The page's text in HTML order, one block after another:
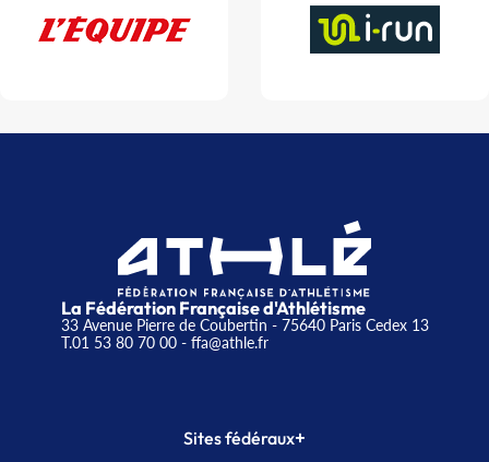
La Fédération Française d'Athlétisme
33 Avenue Pierre de Coubertin - 75640 Paris Cedex 13
T.01 53 80 70 00- ffa@athle.fr
Sites fédéraux+